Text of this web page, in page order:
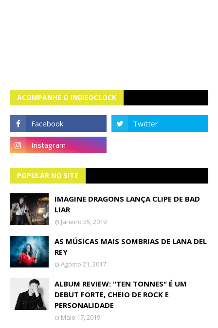
ACOMPANHE O INDIEOCLOCK
POPULAR NO SITE
IMAGINE DRAGONS LANÇA CLIPE DE BAD
LIAR
Janeiro 25, 2019
AS MÚSICAS MAIS SOMBRIAS DE LANA DEL
REY
Agosto 21, 2017
ALBUM REVIEW: "TEN TONNES" É UM
DEBUT FORTE, CHEIO DE ROCK E
PERSONALIDADE
Maio 17, 2019